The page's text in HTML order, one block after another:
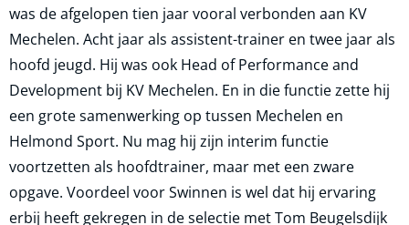
was de afgelopen tien jaar vooral verbonden aan KV
Mechelen. Acht jaar als assistent-trainer en twee jaar als
hoofd jeugd. Hij was ook Head of Performance and
Development bij KV Mechelen. En in die functie zette hij
een grote samenwerking op tussen Mechelen en
Helmond Sport. Nu mag hij zijn interim functie
voortzetten als hoofdtrainer, maar met een zware
opgave. Voordeel voor Swinnen is wel dat hij ervaring
erbij heeft gekregen in de selectie met Tom Beugelsdijk